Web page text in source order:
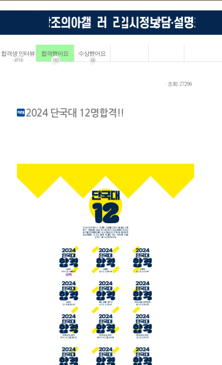
합격생 인터뷰
4114
합격했어요
183
수상했어요
68
ㆍ조회: 27296
2024 단국대 12명합격!!